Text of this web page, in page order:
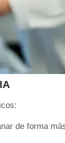
de forma